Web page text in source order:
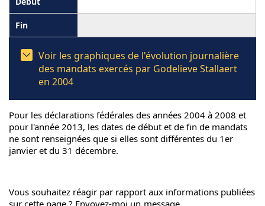
Voir les graphiques de l'évolution journalière
des mandats exercés par Godelieve Stallaert
en 2004
Pour les déclarations fédérales des années 2004 à 2008 et
pour l'année 2013, les dates de début et de fin de mandats
ne sont renseignées que si elles sont différentes du 1er
janvier et du 31 décembre.
Vous souhaitez réagir par rapport aux informations publiées
sur cette page ? Envoyez-moi un message